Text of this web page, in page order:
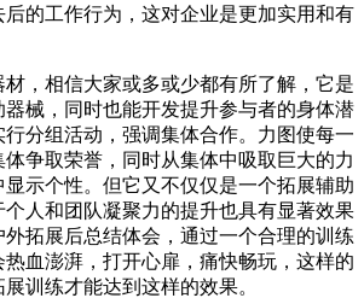
的工作行为，这对企业是更加实用和有
，相信大家或多或少都有所了解，它是
械，同时也能开发提升参与者的身体潜
分组活动，强调集体合作。力图使每一
争取荣誉，同时从集体中吸取巨大的力
示个性。但它又不仅仅是一个拓展辅助
人和团队凝聚力的提升也具有显著效果
拓展后总结体会，通过一个合理的训练
血澎湃，打开心扉，痛快畅玩，这样的
训练才能达到这样的效果。